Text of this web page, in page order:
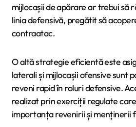
mijlocașii de apărare ar trebui să
linia defensivă, pregătit să
contraatac.
O altă strategie eficientă este
laterali și mijlocașii ofensive sunt
reveni rapid în roluri defensive.
realizat prin exerciții regulate
importanța revenirii și menținerii